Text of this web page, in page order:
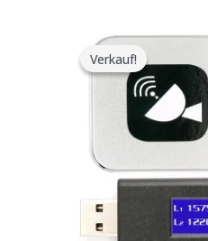
Verkauf!
Verkauf!
Der
ursprüngliche
Preis
war:
$139.00.
Der
Preis
ist:
$79.99.